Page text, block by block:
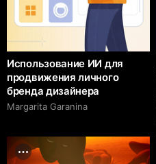
Использование ИИ для
продвижения личного
бренда дизайнера
Margarita Garanina